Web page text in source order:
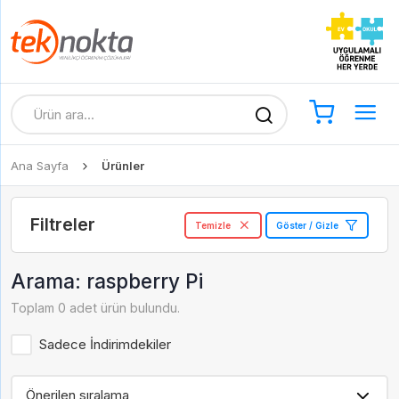
Ana Sayfa Ürünler
Filtreler Temizle Göster / Gizle
Arama: raspberry Pi
Toplam 0 adet ürün bulundu.
Sadece İndirimdekiler